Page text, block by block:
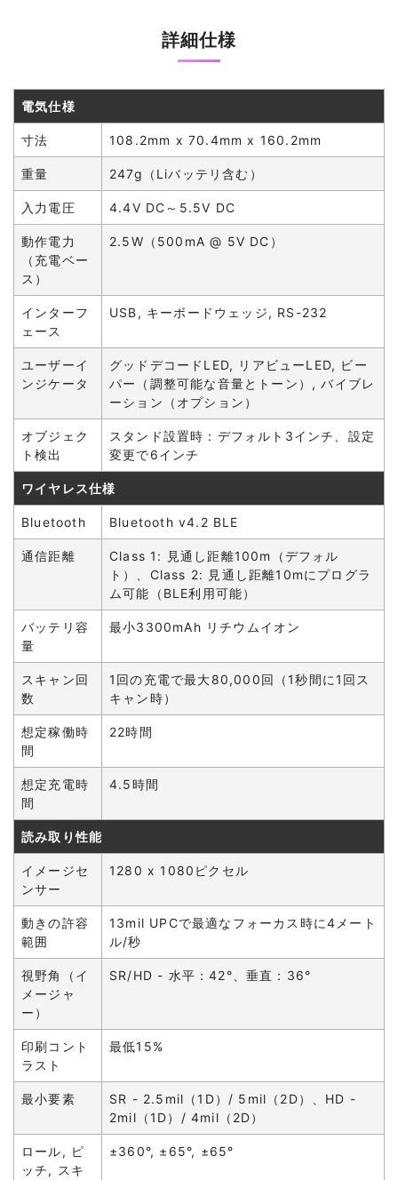
詳細仕様
電気仕様
寸法 108.2mm x 70.4mm x 160.2mm
重量 247g（Liバッテリ含む）
入力電圧 4.4V DC～5.5V DC
動作電力
（充電ベー
ス）
2.5W（500mA @ 5V DC）
インターフ
ェース
USB, キーボードウェッジ, RS-232
ユーザーイ
ンジケータ
グッドデコードLED, リアビューLED, ビー
パー（調整可能な音量とトーン）, バイブレ
ーション（オプション）
オブジェク
ト検出
スタンド設置時：デフォルト3インチ、設定
変更で6インチ
ワイヤレス仕様
Bluetooth Bluetooth v4.2 BLE
通信距離
Class 1: 見通し距離100m（デフォル
ト）、Class 2: 見通し距離10mにプログラ
ム可能（BLE利用可能）
バッテリ容
量
最小3300mAh リチウムイオン
スキャン回
数
1回の充電で最大80,000回（1秒間に1回ス
キャン時）
想定稼働時
間
22時間
想定充電時
間
4.5時間
読み取り性能
イメージセ
ンサー
1280 x 1080ピクセル
動きの許容
範囲
13mil UPCで最適なフォーカス時に4メート
ル/秒
視野角（イ
メージャ
ー）
SR/HD - 水平：42°、垂直：36°
印刷コント
ラスト
最低15%
最小要素
SR - 2.5mil（1D）/ 5mil（2D）、HD -
2mil（1D）/ 4mil（2D）
ロール, ピ
ッチ, スキ
±360°, ±65°, ±65°